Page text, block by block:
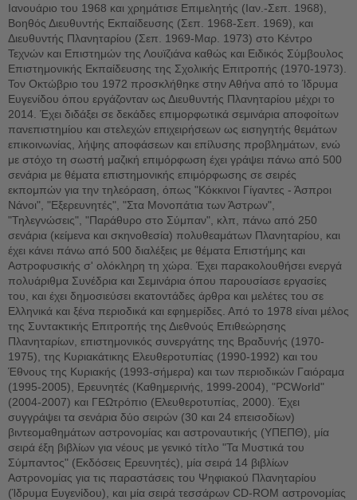
Ιανουάριο του 1968 και χρημάτισε Επιμελητής (Ιαν.-Σεπ. 1968),
Βοηθός Διευθυντής Εκπαίδευσης (Σεπ. 1968-Σεπ. 1969), και
Διευθυντής Πλανηταρίου (Σεπ. 1969-Μαρ. 1973) στο Κέντρο
Τεχνών και Επιστημών της Λουϊζιάνα καθώς και Ειδικός Σύμβουλος
Επιστημονικής Εκπαίδευσης της Σχολικής Επιτροπής (1970-1973).
Τον Οκτώβριο του 1972 προσκλήθηκε στην Αθήνα από το Ίδρυμα
Ευγενίδου όπου εργάζονταν ως Διευθυντής Πλανηταρίου μέχρι το
2014. Έχει διδάξει σε δεκάδες επιμορφωτικά σεμινάρια αποφοίτων
πανεπιστημίου και στελεχών επιχειρήσεων ως εισηγητής θεμάτων
επικοινωνίας, λήψης αποφάσεων και επίλυσης προβλημάτων, ενώ
με στόχο τη σωστή μαζική επιμόρφωση έχει γράψει πάνω από 500
σενάρια με θέματα επιστημονικής επιμόρφωσης σε σειρές
εκπομπών για την τηλεόραση, όπως "Κόκκινοι Γίγαντες - Άσπροι
Νάνοι", "Εξερευνητές", "Στα Μονοπάτια των Άστρων",
"Τηλεγνώσεις", "Παράθυρο στο Σύμπαν", κλπ, πάνω από 250
σενάρια (κείμενα και σκηνοθεσία) πολυθεαμάτων Πλανηταρίου, και
έχει κάνει πάνω από 500 διαλέξεις με θέματα Επιστήμης και
Αστροφυσικής σ' ολόκληρη τη χώρα. Έχει παρακολουθήσει ενεργά
πολυάριθμα Συνέδρια και Σεμινάρια όπου παρουσίασε εργασίες
του, και έχει δημοσιεύσει εκατοντάδες άρθρα και μελέτες του σε
Ελληνικά και ξένα περιοδικά και εφημερίδες. Από το 1978 είναι μέλος
της Συντακτικής Επιτροπής της Διεθνούς Επιθεώρησης
Πλανηταρίων, επιστημονικός συνεργάτης της Βραδυνής (1970-
1975), της Κυριακάτικης Ελευθεροτυπίας (1990-1992) και του
Έθνους της Κυριακής (1993-σήμερα) και των περιοδικών Γαιόραμα
(1995-2005), Ερευνητές (Καθημερινής, 1999-2004), "PCWorld"
(2004-2007) και ΓΕΩτρόπιο (Ελευθεροτυπίας, 2000). Έχει
συγγράψει τα σενάρια δύο σειρών (30 και 24 επεισοδίων)
βιντεομαθημάτων αστρονομίας και αστροναυτικής (ΥΠΕΠΘ), μία
σειρά έξη βιβλίων για νέους με γενικό τίτλο "Τα Μυστικά του
Σύμπαντος" (Εκδόσεις Ερευνητές), μία σειρά 14 βιβλίων
Αστρονομίας για τις παραστάσεις του Ψηφιακού Πλανηταρίου
(Ίδρυμα Ευγενίδου), και μία σειρά τεσσάρων CD-ROM αστρονομίας